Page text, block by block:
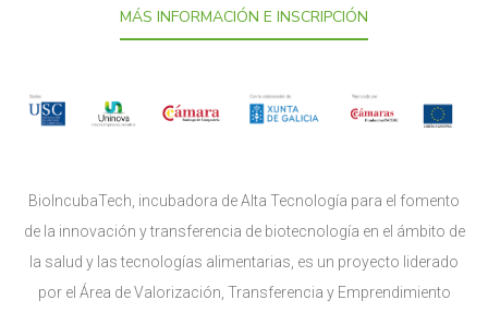
MÁS INFORMACIÓN E INSCRIPCIÓN
BioIncubaTech, incubadora de Alta Tecnología para el fomento
de la innovación y transferencia de biotecnología en el ámbito de
la salud y las tecnologías alimentarias, es un proyecto liderado
por el Área de Valorización, Transferencia y Emprendimiento